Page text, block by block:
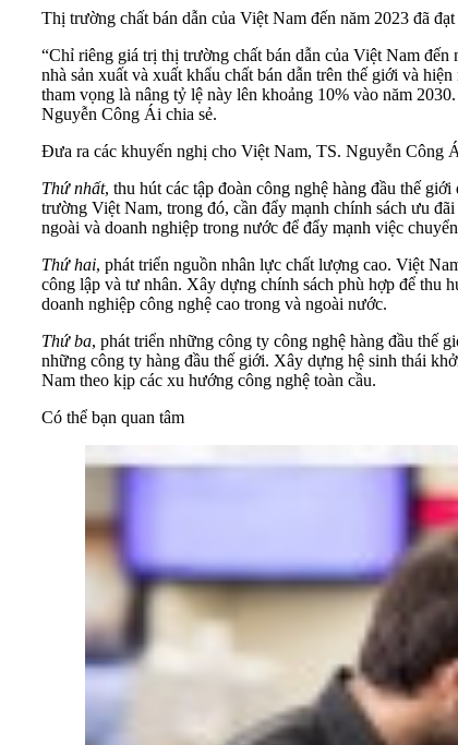
Thị trường chất bán dẫn của Việt Nam đến năm 2023 đã
“Chỉ riêng giá trị thị trường chất bán dẫn của Việt Nam đến
nhà sản xuất và xuất khẩu chất bán dẫn trên thế giới và
tham vọng là nâng tỷ lệ này lên khoảng 10% vào năm
Nguyễn Công Ái chia sẻ.
Đưa ra các khuyến nghị cho Việt Nam, TS. Nguyễn Công
Thứ nhất, thu hút các tập đoàn công nghệ hàng đầu thế
trường Việt Nam, trong đó, cần đẩy mạnh chính sách ưu
ngoài và doanh nghiệp trong nước để đẩy mạnh việc
Thứ hai, phát triển nguồn nhân lực chất lượng cao. Việt
công lập và tư nhân. Xây dựng chính sách phù hợp để thu
doanh nghiệp công nghệ cao trong và ngoài nước.
Thứ ba, phát triển những công ty công nghệ hàng đầu thế
những công ty hàng đầu thế giới. Xây dựng hệ sinh thái
Nam theo kịp các xu hướng công nghệ toàn cầu.
Có thể bạn quan tâm